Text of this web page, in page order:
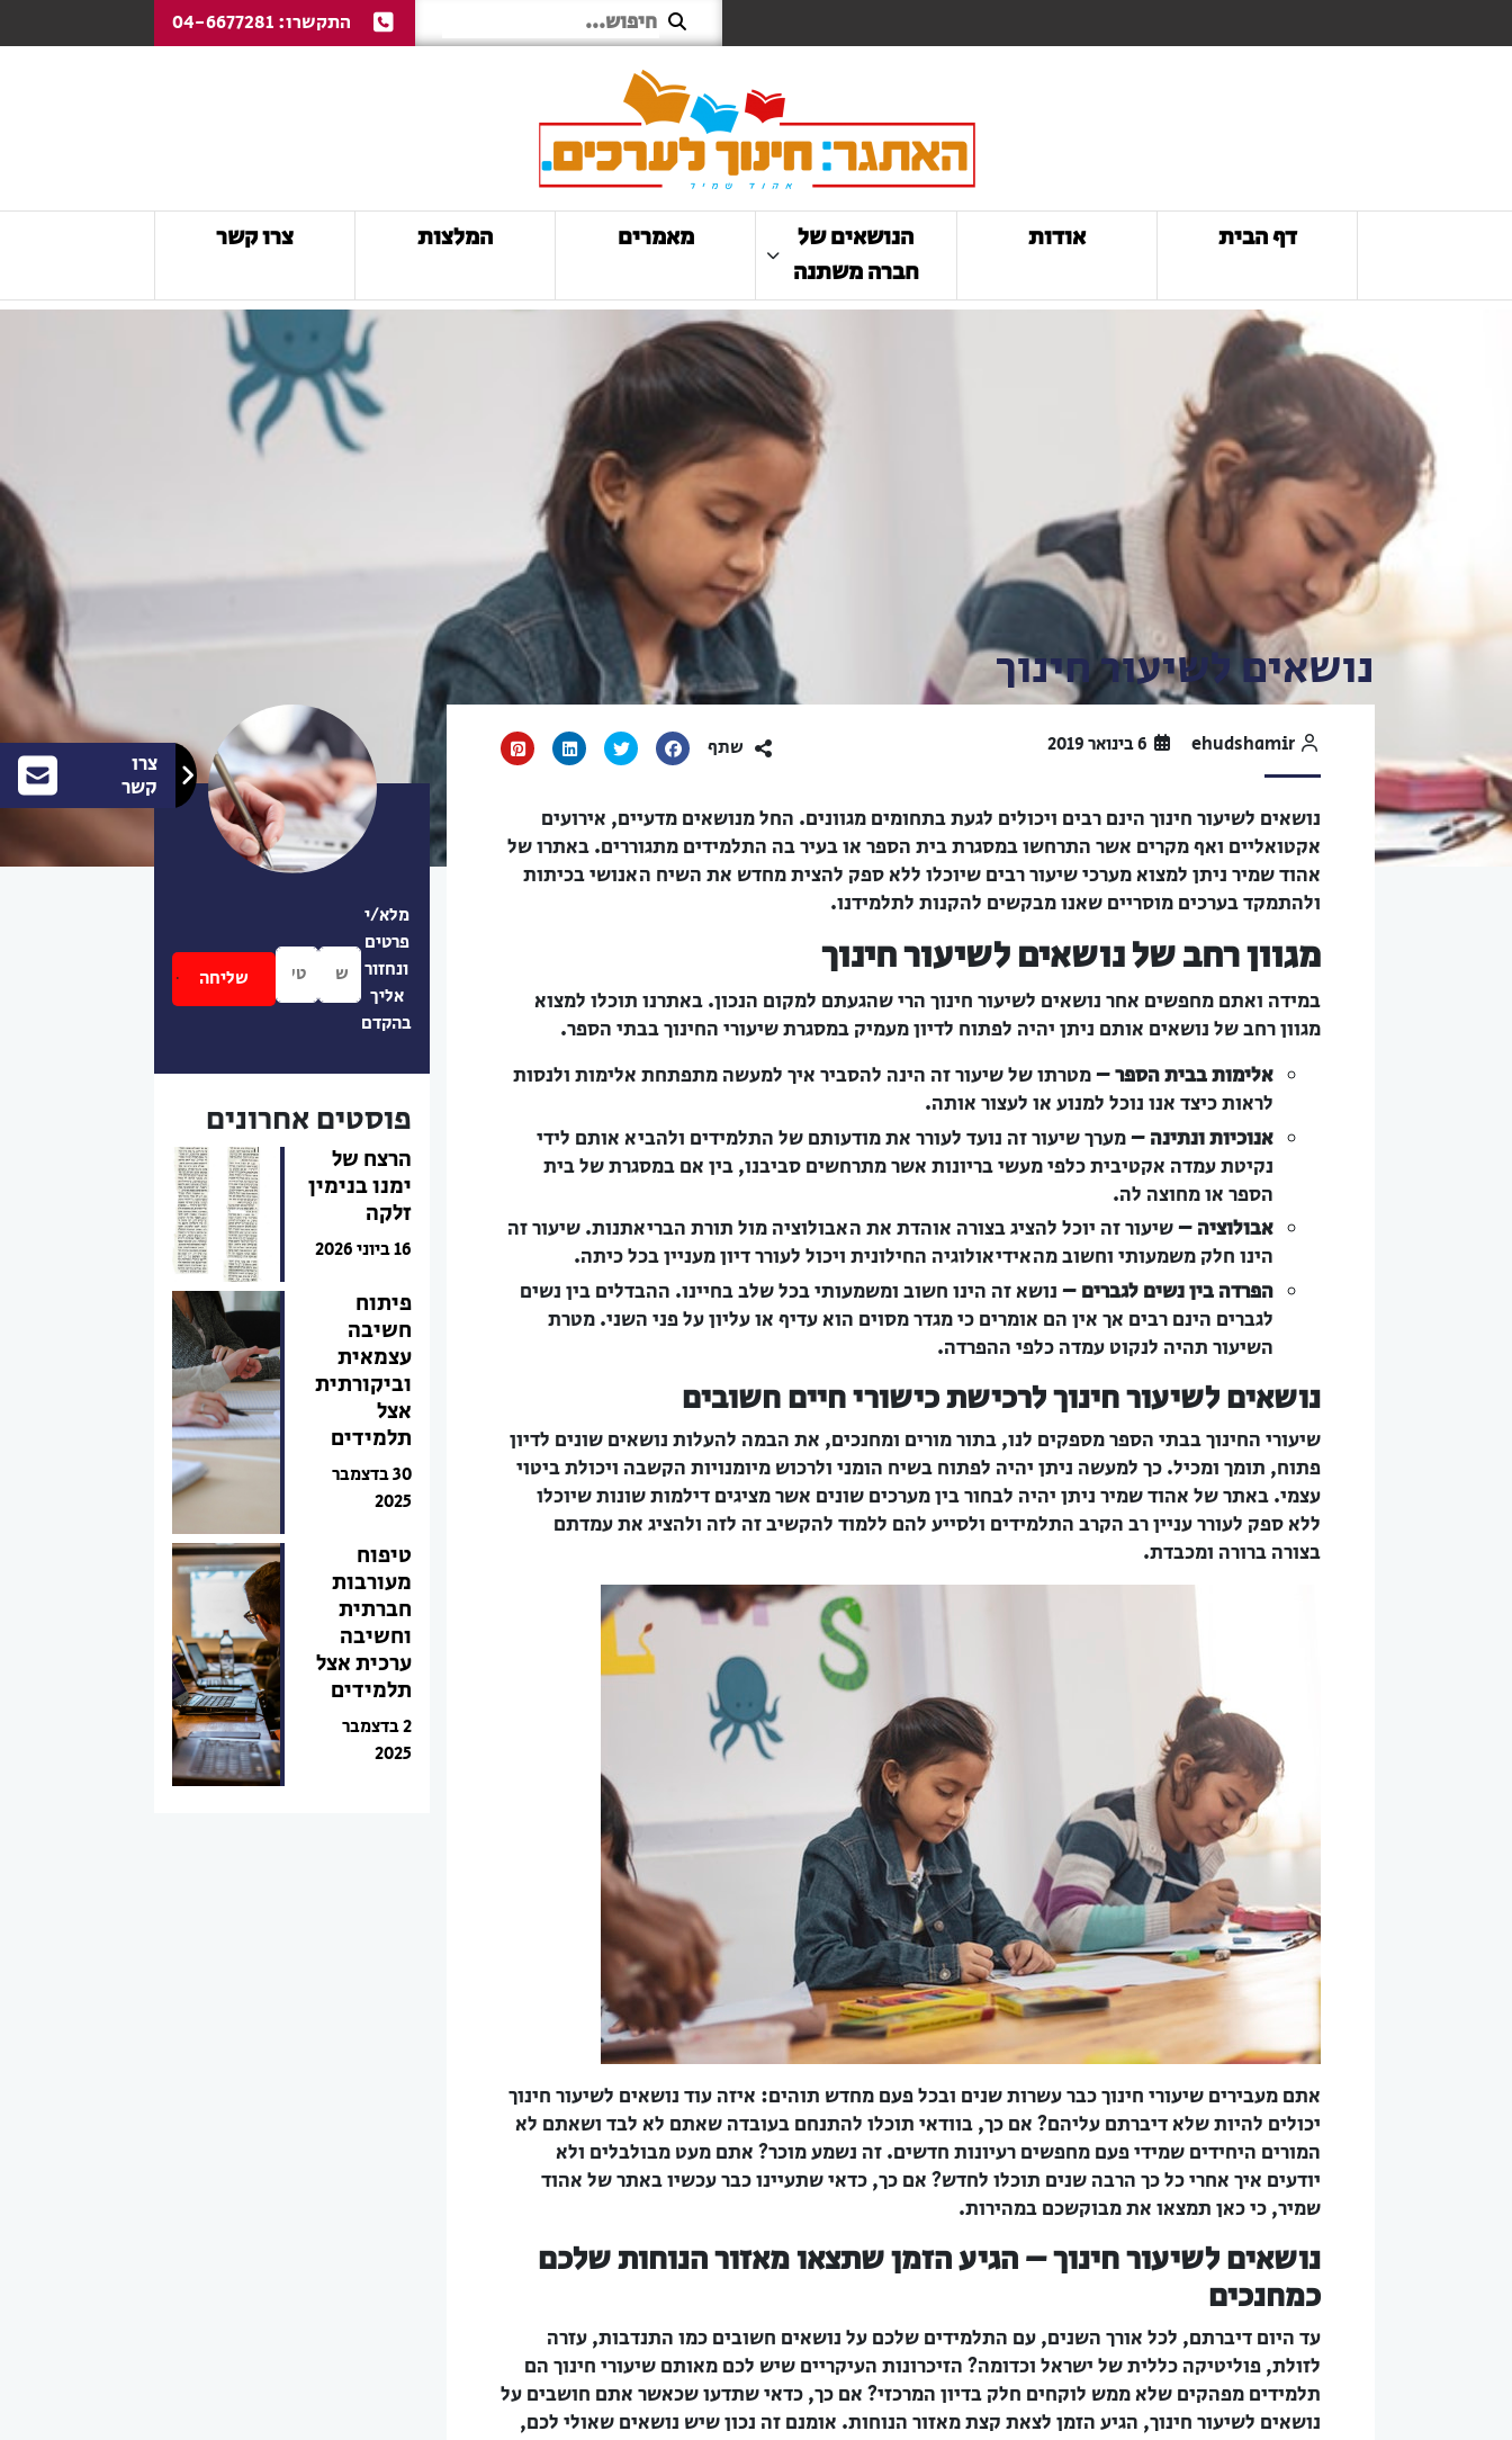
התקשרו: 04-6677281
דף הבית אודות
הנושאים של
חברה משתנה
מאמרים המלצות צרו קשר
צרו
קשר
נושאים לשיעור חינוך
שתף
נושאים לשיעור חינוך הינם רבים ויכולים לגעת בתחומים מגוונים. החל מנושאים מדעיים, אירועים
אקטואליים ואף מקרים אשר התרחשו במסגרת בית הספר או בעיר בה התלמידים מתגוררים. באתרו של
אהוד שמיר ניתן למצוא מערכי שיעור רבים שיוכלו ללא ספק להצית מחדש את השיח האנושי בכיתות
ולהתמקד בערכים מוסריים שאנו מבקשים להקנות לתלמידנו.
מגוון רחב של נושאים לשיעור חינוך
במידה ואתם מחפשים אחר נושאים לשיעור חינוך הרי שהגעתם למקום הנכון. באתרנו תוכלו למצוא
מגוון רחב של נושאים אותם ניתן יהיה לפתוח לדיון מעמיק במסגרת שיעורי החינוך בבתי הספר.
אלימות בבית הספר –מטרתו של שיעור זה הינה להסביר איך למעשה מתפתחת אלימות ולנסות
לראות כיצד אנו נוכל למנוע או לעצור אותה.
אנוכיות ונתינה–מערך שיעור זה נועד לעורר את מודעותם של התלמידים ולהביא אותם לידי
נקיטת עמדה אקטיבית כלפי מעשי בריונות אשר מתרחשים סביבנו, בין אם במסגרת של בית
הספר או מחוצה לה.
אבולוציה –שיעור זה יוכל להציג בצורה אוהדת את האבולוציה מול תורת הבריאתנות. שיעור זה
הינו חלק משמעותי וחשוב מהאידיאולוגיה החילונית ויכול לעורר דיון מעניין בכל כיתה.
הפרדה בין נשים לגברים –נושא זה הינו חשוב ומשמעותי בכל שלב בחיינו. ההבדלים בין נשים
לגברים הינם רבים אך אין הם אומרים כי מגדר מסוים הוא עדיף או עליון על פני השני. מטרת
השיעור תהיה לנקוט עמדה כלפי ההפרדה.
נושאים לשיעור חינוך לרכישת כישורי חיים חשובים
שיעורי החינוך בבתי הספר מספקים לנו, בתור מורים ומחנכים, את הבמה להעלות נושאים שונים לדיון
פתוח, תומך ומכיל. כך למעשה ניתן יהיה לפתוח בשיח הומני ולרכוש מיומנויות הקשבה ויכולת ביטוי
עצמי. באתר של אהוד שמיר ניתן יהיה לבחור בין מערכים שונים אשר מציגים דילמות שונות שיוכלו
ללא ספק לעורר עניין רב הקרב התלמידים ולסייע להם ללמוד להקשיב זה לזה ולהציג את עמדתם
בצורה ברורה ומכבדת.
אתם מעבירים שיעורי חינוך כבר עשרות שנים ובכל פעם מחדש תוהים: איזה עוד נושאים לשיעור חינוך
יכולים להיות שלא דיברתם עליהם? אם כך, בוודאי תוכלו להתנחם בעובדה שאתם לא לבד ושאתם לא
המורים היחידים שמידי פעם מחפשים רעיונות חדשים. זה נשמע מוכר? אתם מעט מבולבלים ולא
יודעים איך אחרי כל כך הרבה שנים תוכלו לחדש? אם כך, כדאי שתעיינו כבר עכשיו באתר של אהוד
שמיר, כי כאן תמצאו את מבוקשכם במהירות.
נושאים לשיעור חינוך – הגיע הזמן שתצאו מאזור הנוחות שלכם
כמחנכים
עד היום דיברתם, לכל אורך השנים, עם התלמידים שלכם על נושאים חשובים כמו התנדבות, עזרה
לזולת, פוליטיקה כללית של ישראל וכדומה? הזיכרונות העיקריים שיש לכם מאותם שיעורי חינוך הם
תלמידים מפהקים שלא ממש לוקחים חלק בדיון המרכזי? אם כך, כדאי שתדעו שכאשר אתם חושבים על
נושאים לשיעור חינוך, הגיע הזמן לצאת קצת מאזור הנוחות. אומנם זה נכון שיש נושאים שאולי לכם,
מלא/י
פרטים
ונחזור
אליך
בהקדם
פוסטים אחרונים
הרצח של
ימנו בנימין
זלקה
16 ביוני 2026
פיתוח
חשיבה
עצמאית
וביקורתית
אצל
תלמידים
30 בדצמבר
2025
טיפוח
מעורבות
חברתית
וחשיבה
ערכית אצל
תלמידים
2 בדצמבר
2025